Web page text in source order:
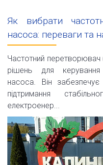
Як вибрати
насоса: переваги та
Частотний
рішень для
насоса. Він
підтримання
електроенер...